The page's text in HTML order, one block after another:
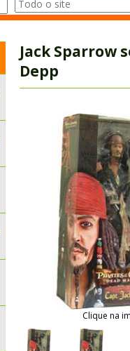
Jack Sparrow
Depp
Clique na